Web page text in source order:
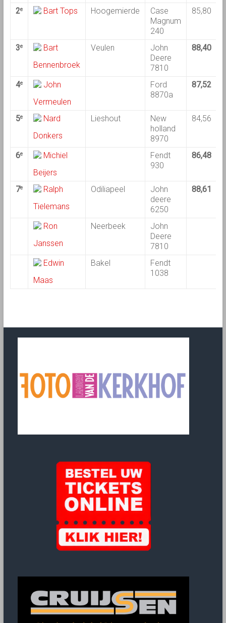
2e Bart Tops Hoogemierde
Case
Magnum
240
85,80
3e
Bart
Bennenbroek
Veulen
John
Deere
7810
88,40
4e
John
Vermeulen
Ford
8870a
87,52
5e
Nard
Donkers
Lieshout
New
holland
8970
84,56
6e
Michiel
Beijers
Fendt
930
86,48
7e
Ralph
Tielemans
Odiliapeel
John
deere
6250
88,61
Ron
Janssen
Neerbeek
John
Deere
7810
Edwin
Maas
Bakel
Fendt
1038